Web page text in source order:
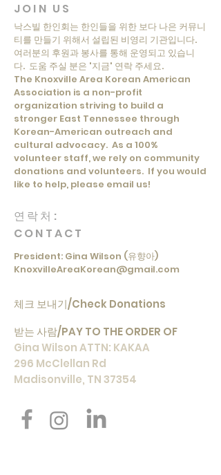
JOIN US
낙스빌 한인회는 한인들을 위한 보다 나은 커뮤니
티를 만들기 위해서 설립된 비영리 기관입니다.
여러분의 후원과 봉사를 통해 운영되고 있습니
다. 도움 주실 분은 '지금' 연락 주세요.
The Knoxville Area Korean American
Association is a non-profit
organization striving to build a
stronger East Tennessee through
Korean-American outreach and
cultural advocacy. As a 100%
volunteer staff, we rely on community
donations and volunteers. If you would
like to help, please email us!
연락처:
CONTACT
President: Gina Wilson (유향아)
KnoxvilleAreaKorean@gmail.com
체크 보내기/Check Donations
받는 사람/PAY TO THE ORDER OF
Gina Wilson ATTN: KAKAA
296 McClellan Rd
Madisonville, TN 37354